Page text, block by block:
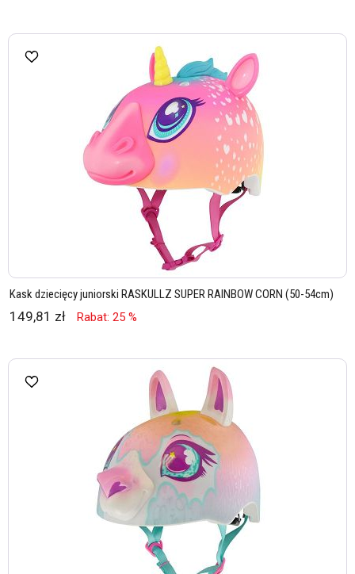
Kask dziecięcy juniorski RASKULLZ SUPER RAINBOW CORN (50-54cm)
149,81 zł Rabat: 25 %